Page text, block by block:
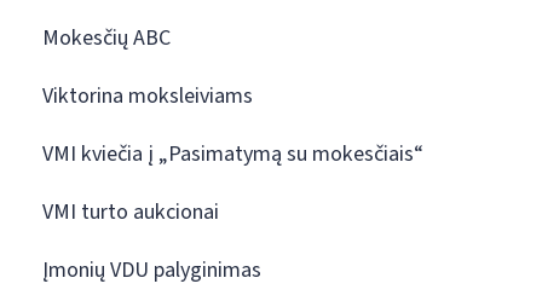
Mokesčių ABC
Viktorina moksleiviams
VMI kviečia į „Pasimatymą su mokesčiais“
VMI turto aukcionai
Įmonių VDU palyginimas